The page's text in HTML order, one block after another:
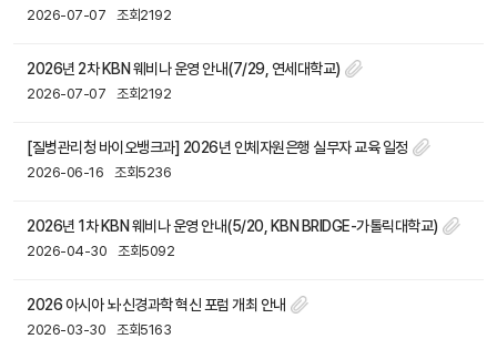
2026-07-07 조회2192
2026년 2차 KBN 웨비나 운영 안내(7/29, 연세대학교)
2026-07-07 조회2192
[질병관리청 바이오뱅크과] 2026년 인체자원은행 실무자 교육 일정
2026-06-16 조회5236
2026년 1차 KBN 웨비나 운영 안내(5/20, KBN BRIDGE-가톨릭대학교)
2026-04-30 조회5092
2026 아시아 뇌·신경과학 혁신 포럼 개최 안내
2026-03-30 조회5163